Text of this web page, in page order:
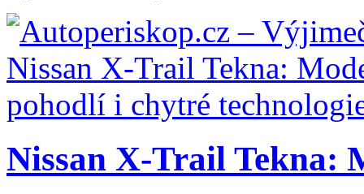
Nissan X-Trail Tekna: